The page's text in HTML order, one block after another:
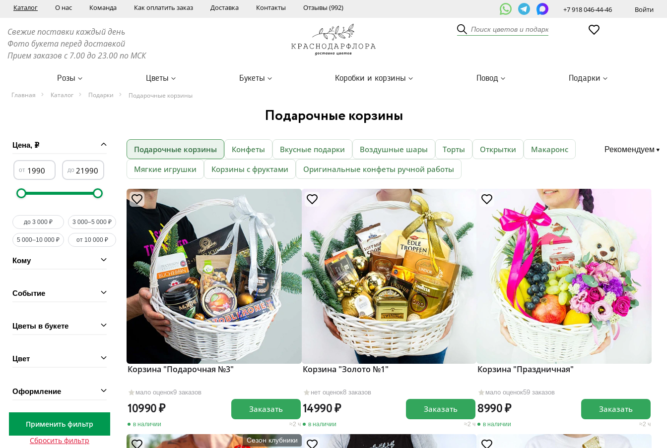
Каталог О нас Команда Как оплатить заказ Доставка Контакты Отзывы (992) +7 918 046-44-46 Войти
Свежие поставки каждый день
Фото букета перед доставкой
Прием заказов с 7.00 до 23.00 по МСК
Розы Цветы Букеты Коробки и корзины Повод Подарки
Главная Каталог Подарки Подарочные корзины
Подарочные корзины
Цена,
до 3 000 ₽ 3 000–5 000 ₽
5 000–10 000 ₽ от 10 000 ₽
Кому
Событие
Цветы в букете
Цвет
Оформление
Применить фильтр
Сбросить фильтр
Подарочные корзины Конфеты Вкусные подарки Воздушные шары Торты Открытки
Макаронс
Мягкие игрушки
Корзины с фруктами Оригинальные конфеты ручной работы
Рекомендуем
мало оценок9 заказов
Корзина "Подарочная №3"
10990
в наличии 2 ч
Заказать
нет оценок8 заказов
Корзина "Золото №1"
14990
в наличии 2 ч
Заказать
мало оценок59 заказов
Корзина "Праздничная"
8990
в наличии 2 ч
Заказать
Сезон клубники